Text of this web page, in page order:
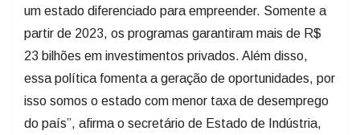
um estado diferenciado para empreender. Somente a
partir de 2023, os programas garantiram mais de R$
23 bilhões em investimentos privados. Além disso,
essa política fomenta a geração de oportunidades, por
isso somos o estado com menor taxa de desemprego
do país”, afirma o secretário de Estado de Indústria,